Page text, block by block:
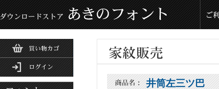
井筒左三ツ巴